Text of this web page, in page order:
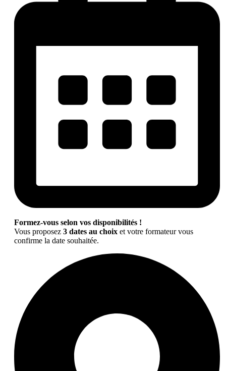
Formez-vous selon vos disponibilités !
Vous proposez 3 dates au choix et votre formateur vous
confirme la date souhaitée.